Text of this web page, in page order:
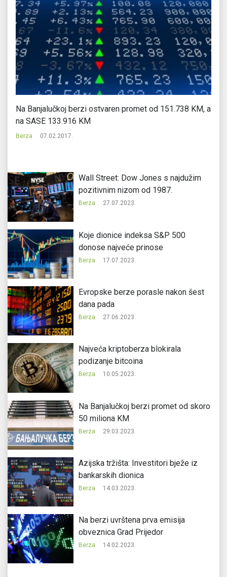
Na Banjalučkoj berzi ostvaren promet od 151.738 KM, a
na SASE 133.916 KM
Berza 07.02.2017.
Wall Street: Dow Jones s najdužim
pozitivnim nizom od 1987.
Berza 27.07.2023.
Koje dionice indeksa S&P 500
donose najveće prinose
Berza 17.07.2023.
Evropske berze porasle nakon šest
dana pada
Berza 27.06.2023.
Najveća kriptoberza blokirala
podizanje bitcoina
Berza 10.05.2023.
Na Banjalučkoj berzi promet od skoro
50 miliona KM
Berza 29.03.2023.
Azijska tržišta: Investitori bježe iz
bankarskih dionica
Berza 14.03.2023.
Na berzi uvrštena prva emisija
obveznica Grad Prijedor
Berza 14.02.2023.